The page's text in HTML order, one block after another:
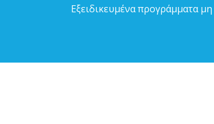
Εξειδικευµένα προγράµµατα µη